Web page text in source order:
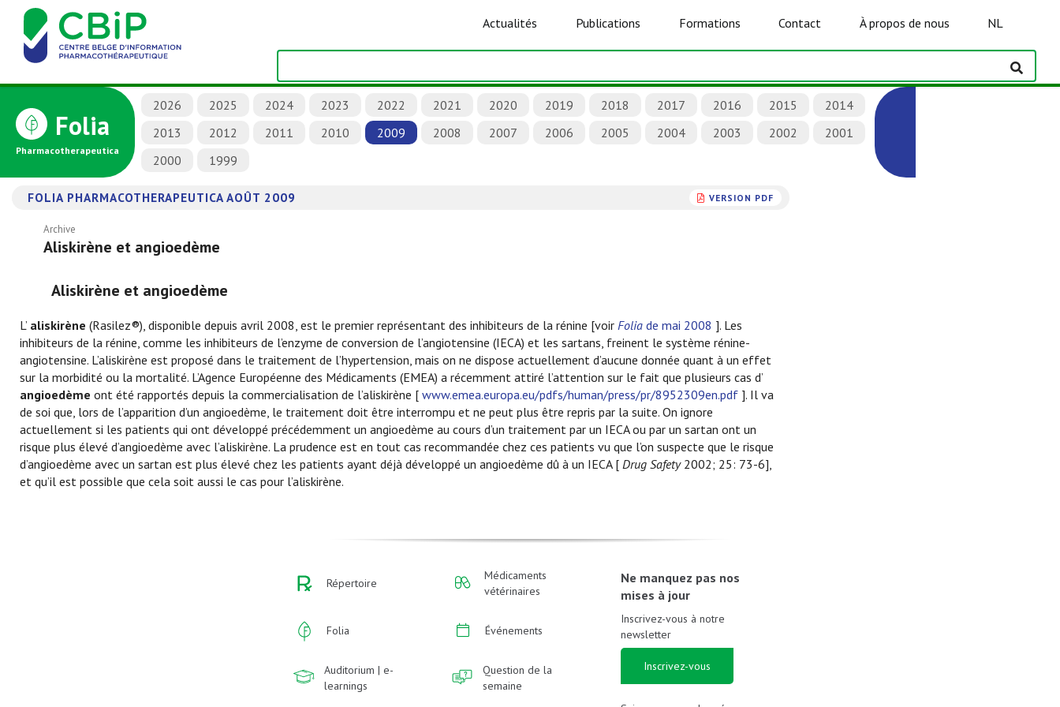
Actualités Publications Formations Contact À propos de nous NL
Folia
Pharmacotherapeutica
2026 2025 2024 2023 2022 2021 2020 2019 2018 2017 2016 2015
2014
2013
2012 2011 2010 2009 2008 2007 2006 2005 2004 2003 2002
2001
2000
1999
FOLIA PHARMACOTHERAPEUTICA AOÛT 2009 VERSION PDF
Archive
Aliskirène et angioedème
Aliskirène et angioedème
L’ aliskirène (Rasilez®), disponible depuis avril 2008, est le premier représentant des inhibiteurs de la rénine [voir Folia de mai 2008 ]. Les
inhibiteurs de la rénine, comme les inhibiteurs de l’enzyme de conversion de l’angiotensine (IECA) et les sartans, freinent le système rénine-
angiotensine. L’aliskirène est proposé dans le traitement de l’hypertension, mais on ne dispose actuellement d’aucune donnée quant à un effet
sur la morbidité ou la mortalité. L’Agence Européenne des Médicaments (EMEA) a récemment attiré l’attention sur le fait que plusieurs cas d’
angioedème ont été rapportés depuis la commercialisation de l’aliskirène [ www.emea.europa.eu/pdfs/human/press/pr/8952309en.pdf ]. Il va
de soi que, lors de l’apparition d’un angioedème, le traitement doit être interrompu et ne peut plus être repris par la suite. On ignore
actuellement si les patients qui ont développé précédemment un angioedème au cours d’un traitement par un IECA ou par un sartan ont un
risque plus élevé d’angioedème avec l’aliskirène. La prudence est en tout cas recommandée chez ces patients vu que l’on suspecte que le risque
d’angioedème avec un sartan est plus élevé chez les patients ayant déjà développé un angioedème dû à un IECA [ Drug Safety2002; 25: 73-6],
et qu’il est possible que cela soit aussi le cas pour l’aliskirène.
Répertoire
Folia
Auditorium | e-
learnings
Médicaments
vétérinaires
Événements
Question de la
semaine
Ne manquez pas nos
mises à jour
Inscrivez-vous à notre
newsletter
Inscrivez-vous